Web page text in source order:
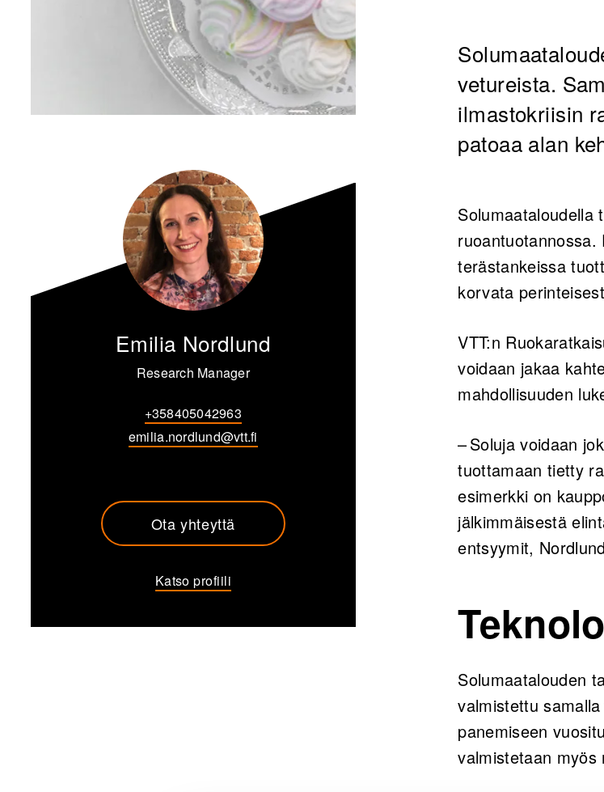
vetureista.
ilmastokriisin
patoaa alan
Solumaataloudella
terästankeissa
korvata
VTT:n
voidaan jakaa
mahdollisuuden
– Soluja voidaan
tuottamaan tietty
esimerkki on
jälkimmäisestä
entsyymit,
Solumaatalouden
valmistettu
panemiseen
valmistetaan
Emilia Nordlund
Research Manager
+358405042963
emilia.nordlund@vtt.fi
Ota yhteyttä
Katso profiili